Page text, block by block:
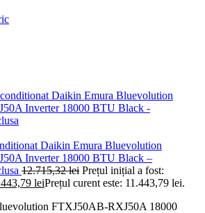
Daikin Emura Bluevolution
Inverter 18000 BTU Black –
12.715,32lei Prețul inițial a fost:
leiPrețul curent este: 11.443,79 lei.
FTXJ50AB-RXJ50A 18000